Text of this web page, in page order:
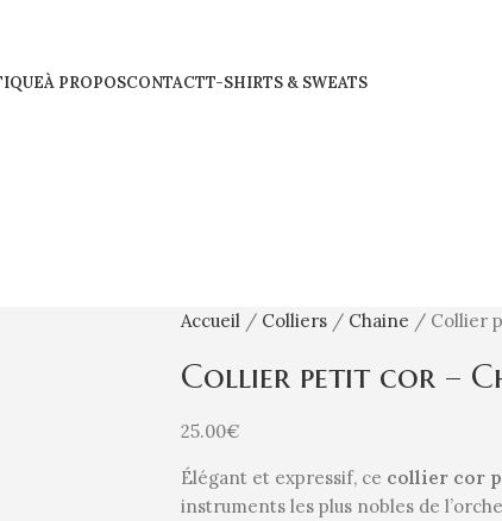
À PROPOSCONTACTT-SHIRTS & SWEATS
Accueil Colliers Chaine Collier
Collier petit cor –
25.00€
Élégant et expressif, ce collier cor
instruments les plus nobles de